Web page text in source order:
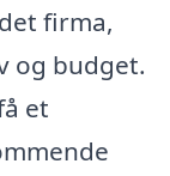
firma,
og budget.
et